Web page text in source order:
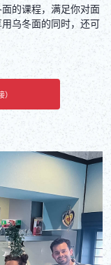
的课程，满足你对面
乌冬面的同时，还可